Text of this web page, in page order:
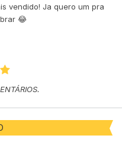
vendido! Ja quero um pra
😂